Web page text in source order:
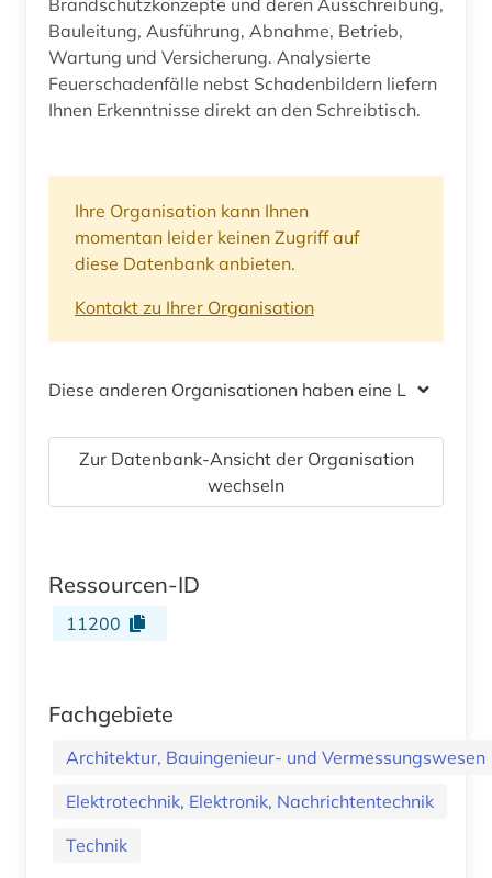
Bauleitung, Ausführung, Abnahme, Betrieb,
Wartung und Versicherung. Analysierte
Feuerschadenfälle nebst Schadenbildern liefern
Ihnen Erkenntnisse direkt an den Schreibtisch.
Ihre Organisation kann Ihnen
momentan leider keinen Zugriff auf
diese Datenbank anbieten.
Kontakt zu Ihrer Organisation
Diese anderen Organisationen haben eine Lizenz
Zur Datenbank-Ansicht der Organisation
wechseln
Ressourcen-ID
11200
Fachgebiete
Architektur, Bauingenieur- und Vermessungswesen
Elektrotechnik, Elektronik, Nachrichtentechnik
Technik